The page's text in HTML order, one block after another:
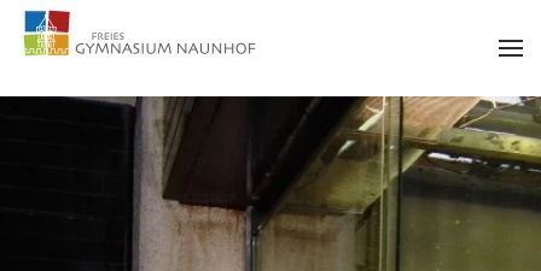
Zum Hauptinhalt springen